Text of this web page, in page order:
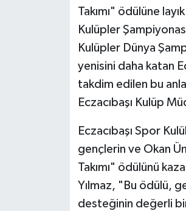
Takımı" ödülüne
Kulüpler
Kulüpler Dünya
yenisini daha katan
takdim edilen bu
Eczacıbaşı Kulüp
Eczacıbaşı Spor
gençlerin ve Okan
Takımı" ödülünü
Yılmaz, "Bu ödülü,
desteğinin değerli